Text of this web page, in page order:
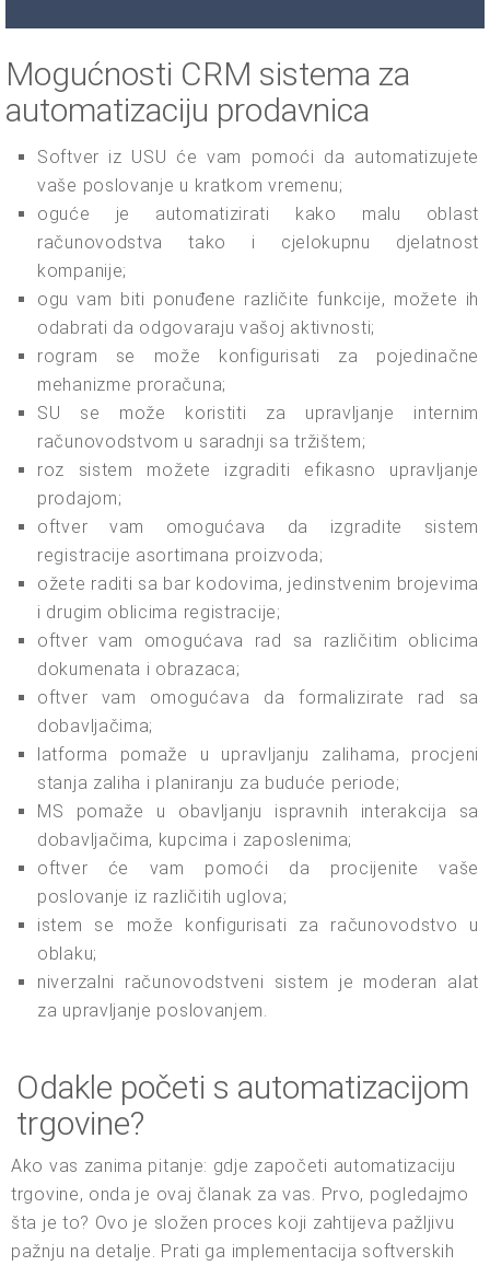
Mogućnosti CRM sistema za
automatizaciju prodavnica
Softver iz USU će vam pomoći da automatizujete
vaše poslovanje u kratkom vremenu;
oguće je automatizirati kako malu oblast
računovodstva tako i cjelokupnu djelatnost
kompanije;
ogu vam biti ponuđene različite funkcije, možete ih
odabrati da odgovaraju vašoj aktivnosti;
rogram se može konfigurisati za pojedinačne
mehanizme proračuna;
SU se može koristiti za upravljanje internim
računovodstvom u saradnji sa tržištem;
roz sistem možete izgraditi efikasno upravljanje
prodajom;
oftver vam omogućava da izgradite sistem
registracije asortimana proizvoda;
ožete raditi sa bar kodovima, jedinstvenim brojevima
i drugim oblicima registracije;
oftver vam omogućava rad sa različitim oblicima
dokumenata i obrazaca;
oftver vam omogućava da formalizirate rad sa
dobavljačima;
latforma pomaže u upravljanju zalihama, procjeni
stanja zaliha i planiranju za buduće periode;
MS pomaže u obavljanju ispravnih interakcija sa
dobavljačima, kupcima i zaposlenima;
oftver će vam pomoći da procijenite vaše
poslovanje iz različitih uglova;
istem se može konfigurisati za računovodstvo u
oblaku;
niverzalni računovodstveni sistem je moderan alat
za upravljanje poslovanjem.
Odakle početi s automatizacijom
trgovine?
Ako vas zanima pitanje: gdje započeti automatizaciju
trgovine, onda je ovaj članak za vas. Prvo, pogledajmo
šta je to? Ovo je složen proces koji zahtijeva pažljivu
pažnju na detalje. Prati ga implementacija softverskih